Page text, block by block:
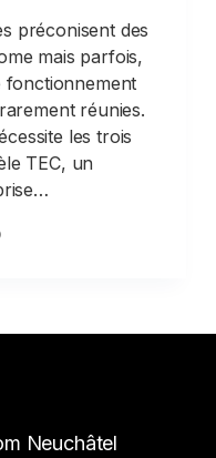
préconisent des
mais parfois,
fonctionnement
réunies.
les trois
TEC, un
Neuchâtel